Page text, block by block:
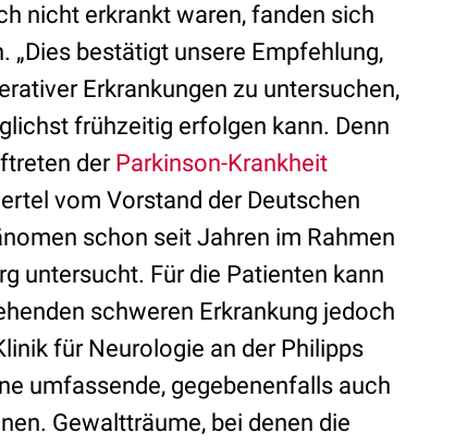
nicht erkrankt waren, fanden sich
bestätigt unsere Empfehlung,
Erkrankungen zu untersuchen,
frühzeitig erfolgen kann. Denn
derParkinson-Krankheit
vom Vorstand der Deutschen
schon seit Jahren im Rahmen
untersucht. Für die Patienten kann
schweren Erkrankung jedoch
für Neurologie an der Philipps
umfassende, gegebenenfalls auch
Gewaltträume, bei denen die